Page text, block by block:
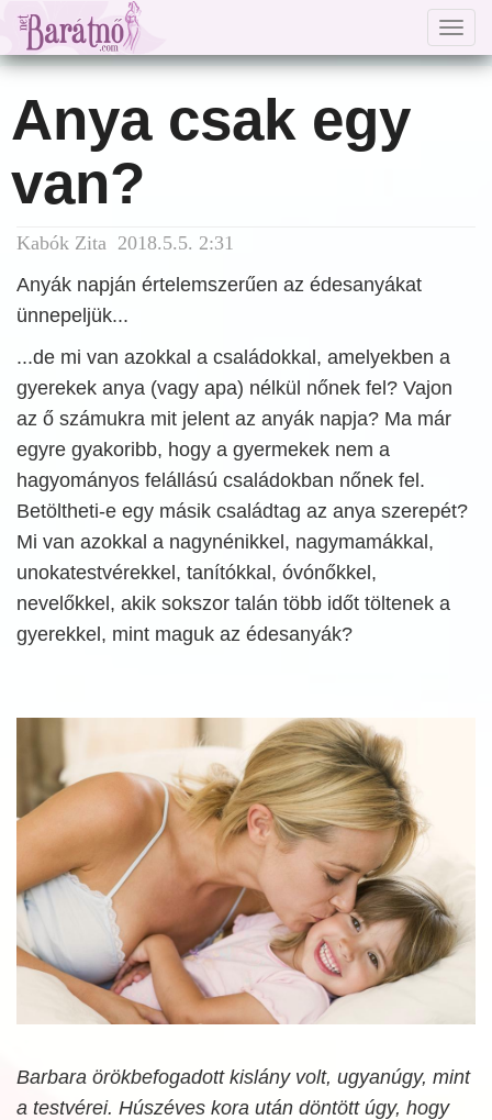
Anya csak egy
van?
Kabók Zita 2018.5.5. 2:31
Anyák napján értelemszerűen az édesanyákat
ünnepeljük...
...de mi van azokkal a családokkal, amelyekben a
gyerekek anya (vagy apa) nélkül nőnek fel? Vajon
az ő számukra mit jelent az anyák napja? Ma már
egyre gyakoribb, hogy a gyermekek nem a
hagyományos felállású családokban nőnek fel.
Betöltheti-e egy másik családtag az anya szerepét?
Mi van azokkal a nagynénikkel, nagymamákkal,
unokatestvérekkel, tanítókkal, óvónőkkel,
nevelőkkel, akik sokszor talán több időt töltenek a
gyerekkel, mint maguk az édesanyák?
Barbara örökbefogadott kislány volt, ugyanúgy, mint
a testvérei. Húszéves kora után döntött úgy, hogy